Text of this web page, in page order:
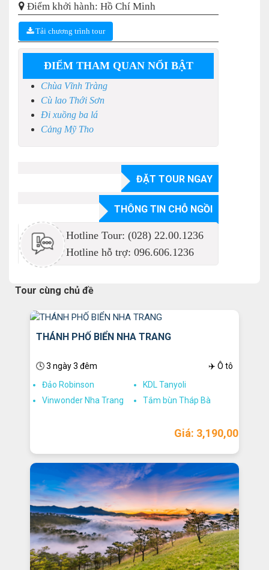
Điểm khởi hành: Hồ Chí Minh
Tải chương trình tour
ĐIỂM THAM QUAN NỔI BẬT
Chùa Vĩnh Tràng
Cù lao Thới Sơn
Đi xuồng ba lá
Cảng Mỹ Tho
ĐẶT TOUR NGAY
THÔNG TIN CHỖ NGỒI
Hotline Tour: (028) 22.00.1236
Hotline hỗ trợ: 096.606.1236
Tour cùng chủ đề
THÁNH PHỐ BIỂN NHA TRANG
🕓 3 ngày 3 đêm
✈️ Ô tô
Đảo Robinson
KDL Tanyoli
Vinwonder Nha Trang
Tắm bùn Tháp Bà
Giá: 3,190,000